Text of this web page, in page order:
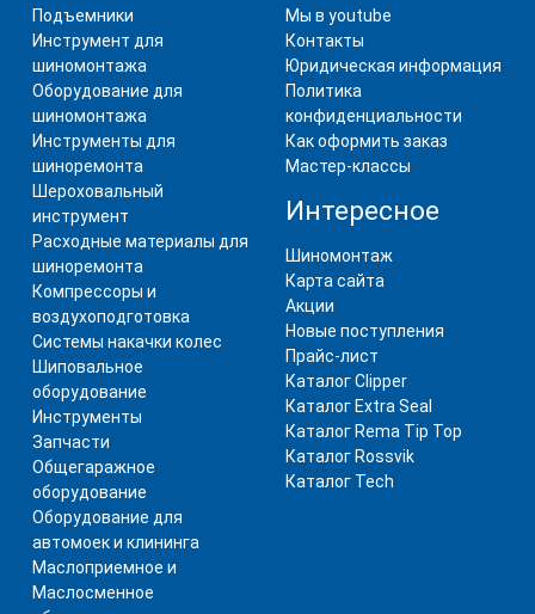
Подъемники
Инструмент для
шиномонтажа
Оборудование для
шиномонтажа
Инструменты для
шиноремонта
Шероховальный
инструмент
Расходные материалы для
шиноремонта
Компрессоры и
воздухоподготовка
Системы накачки колес
Шиповальное
оборудование
Инструменты
Запчасти
Общегаражное
оборудование
Оборудование для
автомоек и клининга
Маслоприемное и
Маслосменное
Мы в youtube
Контакты
Юридическая информация
Политика
конфиденциальности
Как оформить заказ
Мастер-классы
Интересное
Шиномонтаж
Карта сайта
Акции
Новые поступления
Прайс-лист
Каталог Clipper
Каталог Extra Seal
Каталог Rema Tip Top
Каталог Rossvik
Каталог Tech